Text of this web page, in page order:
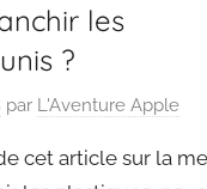
les
?
par L'Aventure Apple
cet article sur la